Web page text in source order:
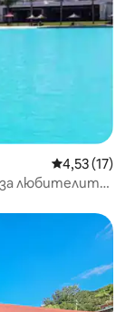
Средна
4,53 (17)
любителите